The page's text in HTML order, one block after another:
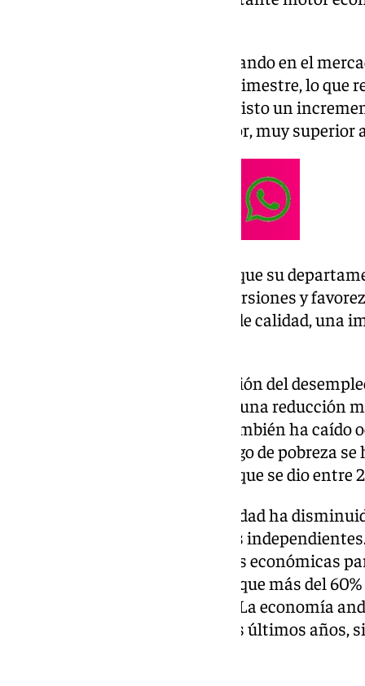
Este crecimiento ya se está notando en el
3.588.875 empleos en el tercer trimestre, lo que
total en España. Andalucía ha visto un
comparación con el año anterior, muy superior
La consejera también enfatizó que su
entorno seguro que atraiga inversiones y
lo que resulta en más empleos de calidad, una
Asimismo, destacó la disminución del
46,7% en 2018 al 35,6% en 2024, una
tasa de desempleo femenino también ha
período. Además, la tasa de riesgo de pobreza
años, a diferencia del aumento que se dio entre
España subrayó que la desigualdad ha
resto de España, según estudios
seguir con las transformaciones económicas
desigualdad social, destacando que más del
su renta per cápita desde 2018. La economía
convergencia con España en los últimos años,